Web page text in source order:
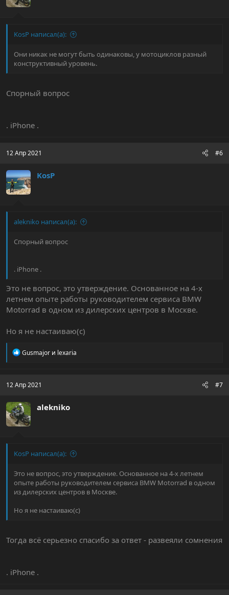
KosP написал(а):
Они никак не могут быть одинаковы, у мотоциклов разный
конструктивный уровень.
Спорный вопрос
. iPhone .
12 Апр 2021 #6
KosP
alekniko написал(а):
Спорный вопрос
. iPhone .
Это не вопрос, это утверждение. Основанное на 4-х
летнем опыте работы руководителем сервиса BMW
Motorrad в одном из дилерских центров в Москве.
Но я не настаиваю(с)
Р
ц
и
:
Gusmajor и lexaria
12 Апр 2021 #7
alekniko
KosP написал(а):
Это не вопрос, это утверждение. Основанное на 4-х летнем
опыте работы руководителем сервиса BMW Motorrad в одном
из дилерских центров в Москве.
Но я не настаиваю(с)
Тогда всё серьезно спасибо за ответ - развеяли сомнения
. iPhone .